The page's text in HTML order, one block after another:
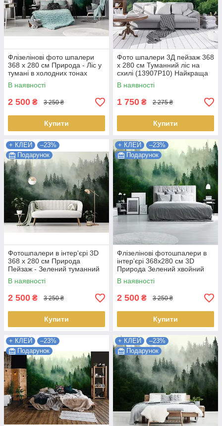
Флізелінові фото шпалери
368 x 280 см Природа - Ліс у
тумані в холодних тонах
(13757V10) Найкраща якість
В наявності
2 500 ₴ 3 250 ₴
Купити
Фото шпалери 3Д пейзаж 368
x 280 см Туманний ліс на
схилі (13907P10) Найкраща
якість
В наявності
1 750 ₴ 2 275 ₴
Купити
+ КЛЕЙ
–23%
Подарунок
Фотошпалери в інтер'єрі 3D
368 x 280 см Природа
Пейзаж - Зелений туманний
ліс (13026V10) Найкраща
якість
В наявності
2 500 ₴ 3 250 ₴
Купити
+ КЛЕЙ
–23%
Подарунок
Флізелінові фотошпалери в
інтер'єрі 368x280 см 3D
Природа Зелений хвойний
ліс у тумані (14210V10)
Найкраща якість
В наявності
2 500 ₴ 3 250 ₴
Купити
+ КЛЕЙ
–23%
Подарунок
+ КЛЕЙ
–23%
Подарунок